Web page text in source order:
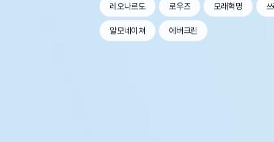
레오나르도 로우즈 모래혁명
알모네이쳐 에버크린